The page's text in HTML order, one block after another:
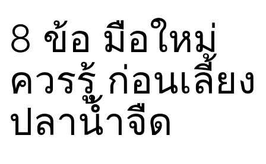
8 ข้อ มือใหม่
ควรรู้ ก่อนเลี้ยง
ปลาน้ำจืด